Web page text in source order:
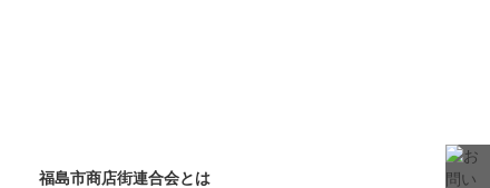
福島市商店街連合会とは